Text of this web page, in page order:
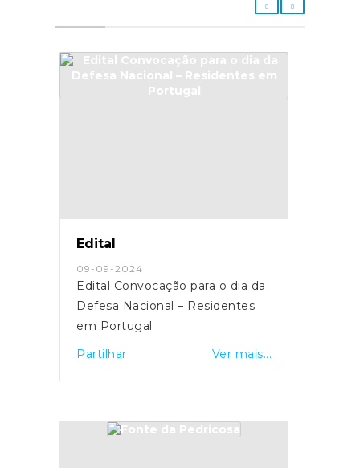
Edital
09-09-2024
Edital Convocação para o dia da
Defesa Nacional – Residentes
em Portugal
Partilhar
Ver mais...